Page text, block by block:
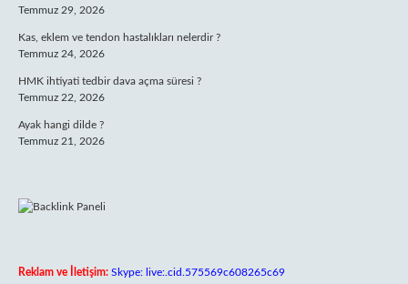
Temmuz 29, 2026
Kas, eklem ve tendon hastalıkları nelerdir ?
Temmuz 24, 2026
HMK ihtiyati tedbir dava açma süresi ?
Temmuz 22, 2026
Ayak hangi dilde ?
Temmuz 21, 2026
Reklam ve İletişim: Skype: live:.cid.575569c608265c69